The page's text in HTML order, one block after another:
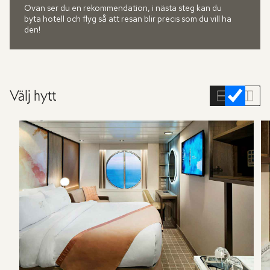
Ovan ser du en rekommendation, i nästa steg kan du
byta hotell och flyg så att resan blir precis som du vill ha
den!
Välj hytt